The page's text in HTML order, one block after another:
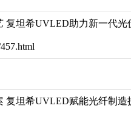
复坦希UVLED助力新一代光
复坦希UVLED赋能光纤制造